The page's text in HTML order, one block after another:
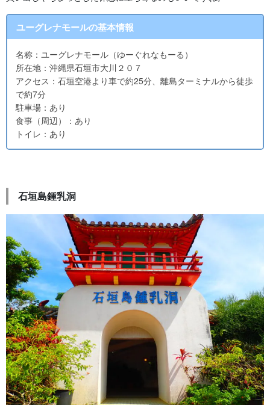
ユーグレナモールの基本情報
名称：ユーグレナモール（ゆーぐれなもーる）
所在地：沖縄県石垣市大川２０７
アクセス：石垣空港より車で約25分、離島ターミナルから徒歩
で約7分
駐車場：あり
食事（周辺）：あり
トイレ：あり
石垣島鍾乳洞